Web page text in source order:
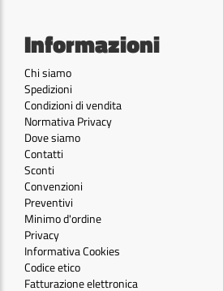
Informazioni
Chi siamo
Spedizioni
Condizioni di vendita
Normativa Privacy
Dove siamo
Contatti
Sconti
Convenzioni
Preventivi
Minimo d'ordine
Privacy
Informativa Cookies
Codice etico
Fatturazione elettronica